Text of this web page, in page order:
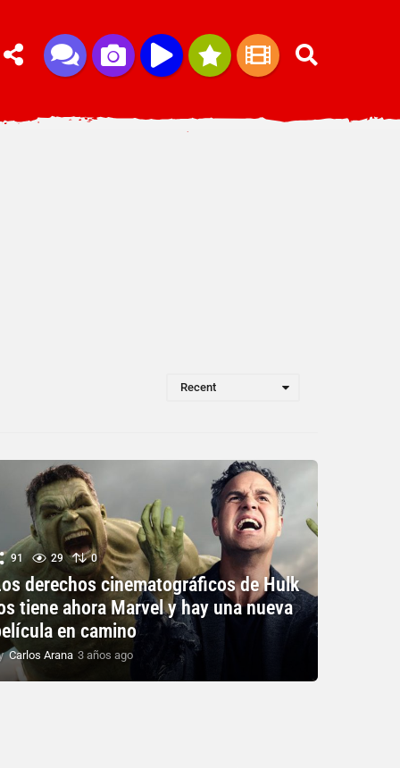
Recent
91 29 0
derechos cinematográficos de Hulk
tiene ahora Marvel y hay una nueva
en camino
Carlos Arana 3 años ago